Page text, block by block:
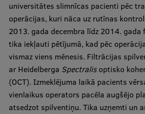
universitātes slimnīcas pacienti pēc
operācijas, kuri nāca uz rutīnas
2013. gada decembra līdz 2014. gada
tika iekļauti pētījumā, kad pēc
vismaz viens mēnesis. Filtrācijas
ar Heidelberga Spectralisoptisko
(OCT). Izmeklējuma laikā pacients
vienlaikus operators pacēla augšējo
atsedzot spilventiņu. Tika uzņemti un